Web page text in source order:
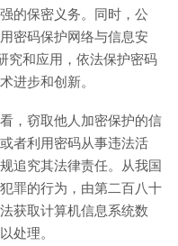
的保密义务。同时，公
密码保护网络与信息安
究和应用，依法保护密码
进步和创新。
，窃取他人加密保护的信
者利用密码从事违法活
追究其法律责任。从我国
罪的行为，由第二百八十
获取计算机信息系统数
处理。